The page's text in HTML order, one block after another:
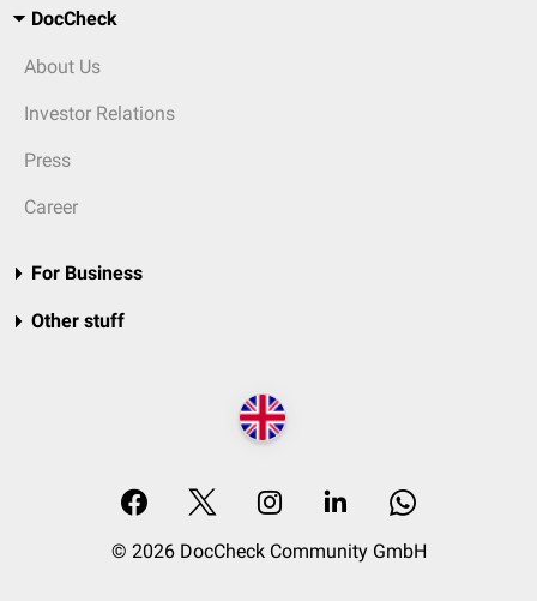
DocCheck
About Us
Investor Relations
Press
Career
For Business
Other stuff
© 2026 DocCheck Community GmbH